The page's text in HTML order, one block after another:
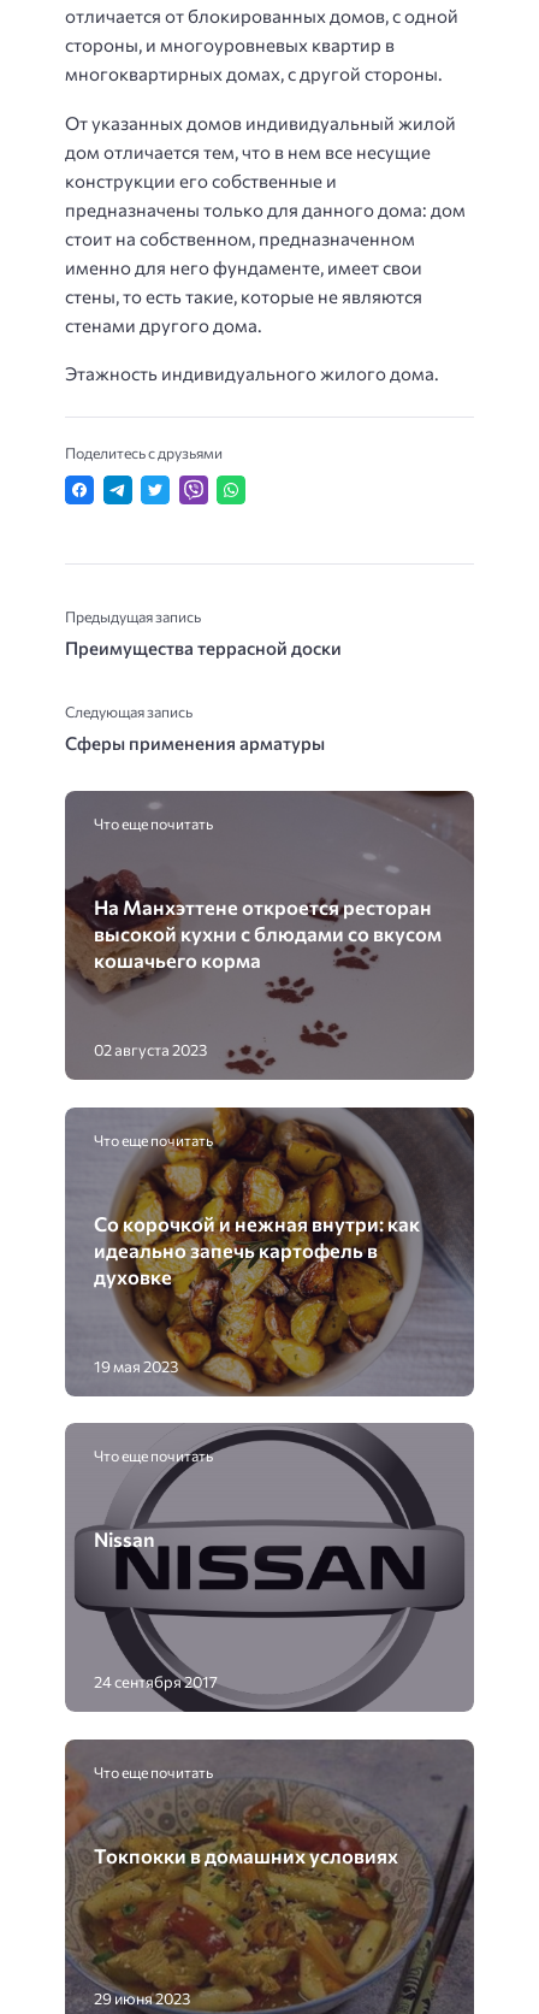
отличается от блокированных домов, с одной
стороны, и многоуровневых квартир в
многоквартирных домах, с другой стороны.
От указанных домов индивидуальный жилой
дом отличается тем, что в нем все несущие
конструкции его собственные и
предназначены только для данного дома: дом
стоит на собственном, предназначенном
именно для него фундаменте, имеет свои
стены, то есть такие, которые не являются
стенами другого дома.
Этажность индивидуального жилого дома.
Поделитесь с друзьями
Предыдущая запись
Преимущества террасной доски
Следующая запись
Сферы применения арматуры
Что еще почитать
На Манхэттене откроется ресторан
высокой кухни с блюдами со вкусом
кошачьего корма
02 августа 2023
Что еще почитать
Со корочкой и нежная внутри: как
идеально запечь картофель в
духовке
19 мая 2023
Что еще почитать
Nissan
24 сентября 2017
Что еще почитать
Токпокки в домашних условиях
29 июня 2023